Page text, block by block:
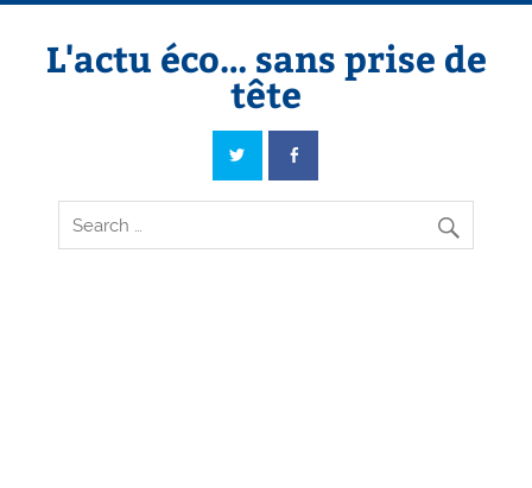
Skip
contentL'actu éco… sans prise de
tête
L'actu éco… sans prise de tête